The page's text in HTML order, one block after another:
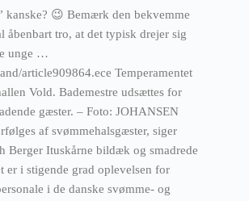
kanske? 😉 Bemærk den bekvemme
åbenbart tro, at det typisk drejer sig
unge …
article909864.ece Temperamentet
Vold. Bademestre udsættes for
gæster. – Foto: JOHANSEN
af svømmehalsgæster, siger
Berger Ituskårne bildæk og smadrede
er i stigende grad oplevelsen for
i de danske svømme- og